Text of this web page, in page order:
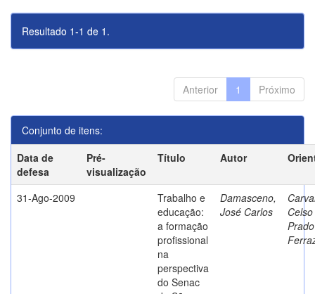
Resultado 1-1 de 1.
Anterior 1 Próximo
Conjunto de itens:
Data de
defesa
Pré-
visualização
Título Autor
31-Ago-2009
Trabalho e
educação:
a formação
profissional
na
perspectiva
do Senac
Damasceno,
José Carlos
Prado